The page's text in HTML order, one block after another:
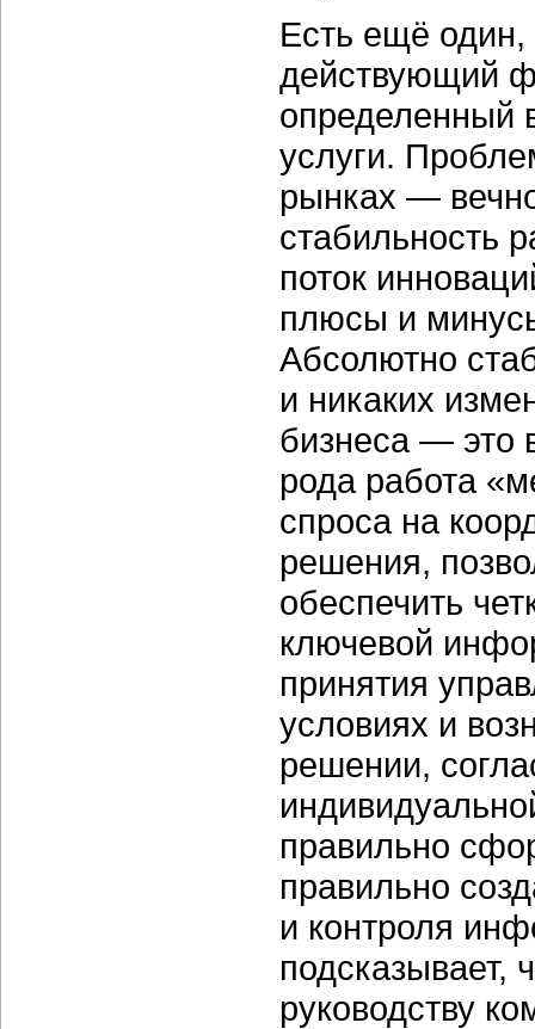
Есть ещё
действующий
определенный
услуги.
рынках —
стабильность
поток
плюсы и
Абсолютно
и никаких
бизнеса — это
рода работа
спроса на
решения,
обеспечить
ключевой
принятия
условиях и
решении,
правильно
правильно
и контроля
подсказывает,
руководству